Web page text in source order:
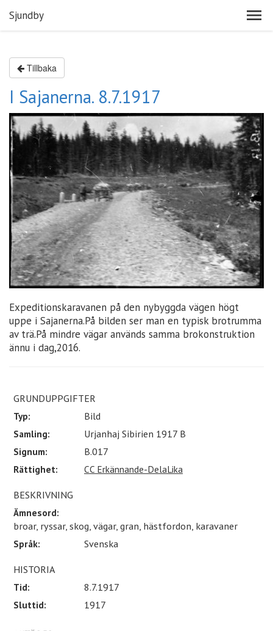
Sjundby
Tillbaka
I Sajanerna. 8.7.1917
Expeditionskaravanen på den nybyggda vägen högt
uppe i Sajanerna.På bilden ser man en typisk brotrumma
av trä.På mindre vägar används samma brokonstruktion
ännu i dag,2016.
GRUNDUPPGIFTER
Typ:
Bild
Samling:
Urjanhaj Sibirien 1917 B
Signum:
B.017
Rättighet:
CC Erkännande-DelaLika
BESKRIVNING
Ämnesord:
broar, ryssar, skog, vägar, gran, hästfordon, karavaner
Språk:
Svenska
HISTORIA
Tid:
8.7.1917
Sluttid:
1917